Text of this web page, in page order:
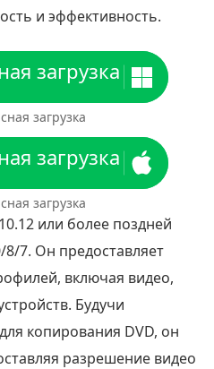
и эффективность.
загрузка
загрузка
загрузка
загрузка
или более поздней
7. Он предоставляет
включая видео,
Будучи
копирования DVD, он
разрешение видео